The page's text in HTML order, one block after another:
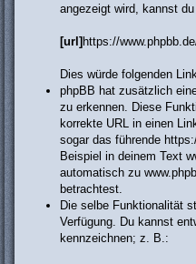
angezeigt wird, kannst
[url]https://
Dies würde folgenden
phpBB hat zusätzlich
zu erkennen. Diese
korrekte URL in einen
sogar das führende
Beispiel in deinem Text
automatisch zu
betrachtest.
Die selbe Funktionalität
Verfügung. Du kannst
kennzeichnen; z. B.: